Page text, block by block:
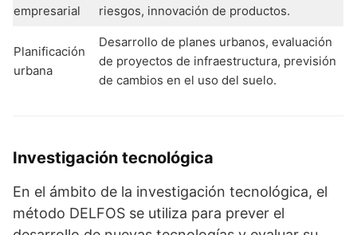
empresarial
riesgos, innovación de productos.
Planificación
urbana
Desarrollo de planes urbanos, evaluación
de proyectos de infraestructura, previsión
de cambios en el uso del suelo.
Investigación tecnológica
En el ámbito de la investigación tecnológica, el
método DELFOS se utiliza para prever el